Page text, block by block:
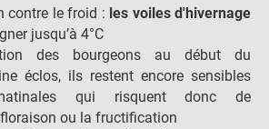
contre le froid : les voiles d'hivernage
jusqu’à 4°C
des bourgeons au début du
éclos, ils restent encore sensibles
qui risquent donc de
ou la fructification